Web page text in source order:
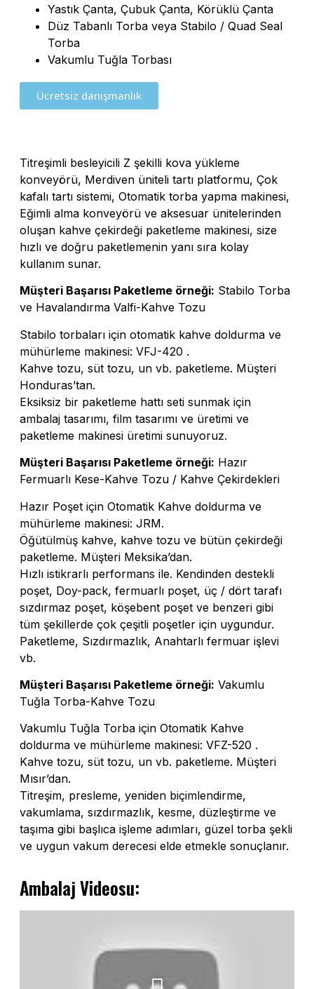
Yastık Çanta, Çubuk Çanta, Körüklü Çanta
Düz Tabanlı Torba veya Stabilo / Quad Seal
Torba
Vakumlu Tuğla Torbası
Ücretsiz danışmanlık
Titreşimli besleyicili Z şekilli kova yükleme
konveyörü, Merdiven üniteli tartı platformu, Çok
kafalı tartı sistemi, Otomatik torba yapma makinesi,
Eğimli alma konveyörü ve aksesuar ünitelerinden
oluşan kahve çekirdeği paketleme makinesi, size
hızlı ve doğru paketlemenin yanı sıra kolay
kullanım sunar.
Müşteri Başarısı Paketleme örneği: Stabilo Torba
ve Havalandırma Valfi-Kahve Tozu
Stabilo torbaları için otomatik kahve doldurma ve
mühürleme makinesi: VFJ-420 .
Kahve tozu, süt tozu, un vb. paketleme. Müşteri
Honduras’tan.
Eksiksiz bir paketleme hattı seti sunmak için
ambalaj tasarımı, film tasarımı ve üretimi ve
paketleme makinesi üretimi sunuyoruz.
Müşteri Başarısı Paketleme örneği: Hazır
Fermuarlı Kese-Kahve Tozu / Kahve Çekirdekleri
Hazır Poşet için Otomatik Kahve doldurma ve
mühürleme makinesi: JRM.
Öğütülmüş kahve, kahve tozu ve bütün çekirdeği
paketleme. Müşteri Meksika’dan.
Hızlı istikrarlı performans ile. Kendinden destekli
poşet, Doy-pack, fermuarlı poşet, üç / dört tarafı
sızdırmaz poşet, köşebent poşet ve benzeri gibi
tüm şekillerde çok çeşitli poşetler için uygundur.
Paketleme, Sızdırmazlık, Anahtarlı fermuar işlevi
vb.
Müşteri Başarısı Paketleme örneği: Vakumlu
Tuğla Torba-Kahve Tozu
Vakumlu Tuğla Torba için Otomatik Kahve
doldurma ve mühürleme makinesi: VFZ-520 .
Kahve tozu, süt tozu, un vb. paketleme. Müşteri
Mısır’dan.
Titreşim, presleme, yeniden biçimlendirme,
vakumlama, sızdırmazlık, kesme, düzleştirme ve
taşıma gibi başlıca işleme adımları, güzel torba şekli
ve uygun vakum derecesi elde etmekle sonuçlanır.
Ambalaj Videosu: